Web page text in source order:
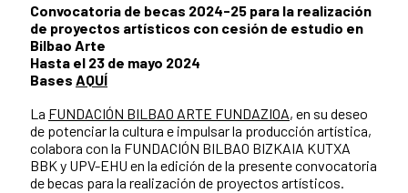
Convocatoria de becas 2024-25 para la realización
de proyectos artísticos con cesión de estudio en
Bilbao Arte
Hasta el 23 de mayo 2024
Bases AQUÍ
La FUNDACIÓN BILBAO ARTE FUNDAZIOA, en su deseo
de potenciar la cultura e impulsar la producción artística,
colabora con la FUNDACIÓN BILBAO BIZKAIA KUTXA
BBK y UPV-EHU en la edición de la presente convocatoria
de becas para la realización de proyectos artísticos.